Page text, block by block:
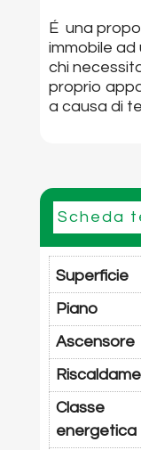
É una
immobile
chi
proprio
a causa di
Scheda
Superficie
Piano
Ascensore
Classe
energetica